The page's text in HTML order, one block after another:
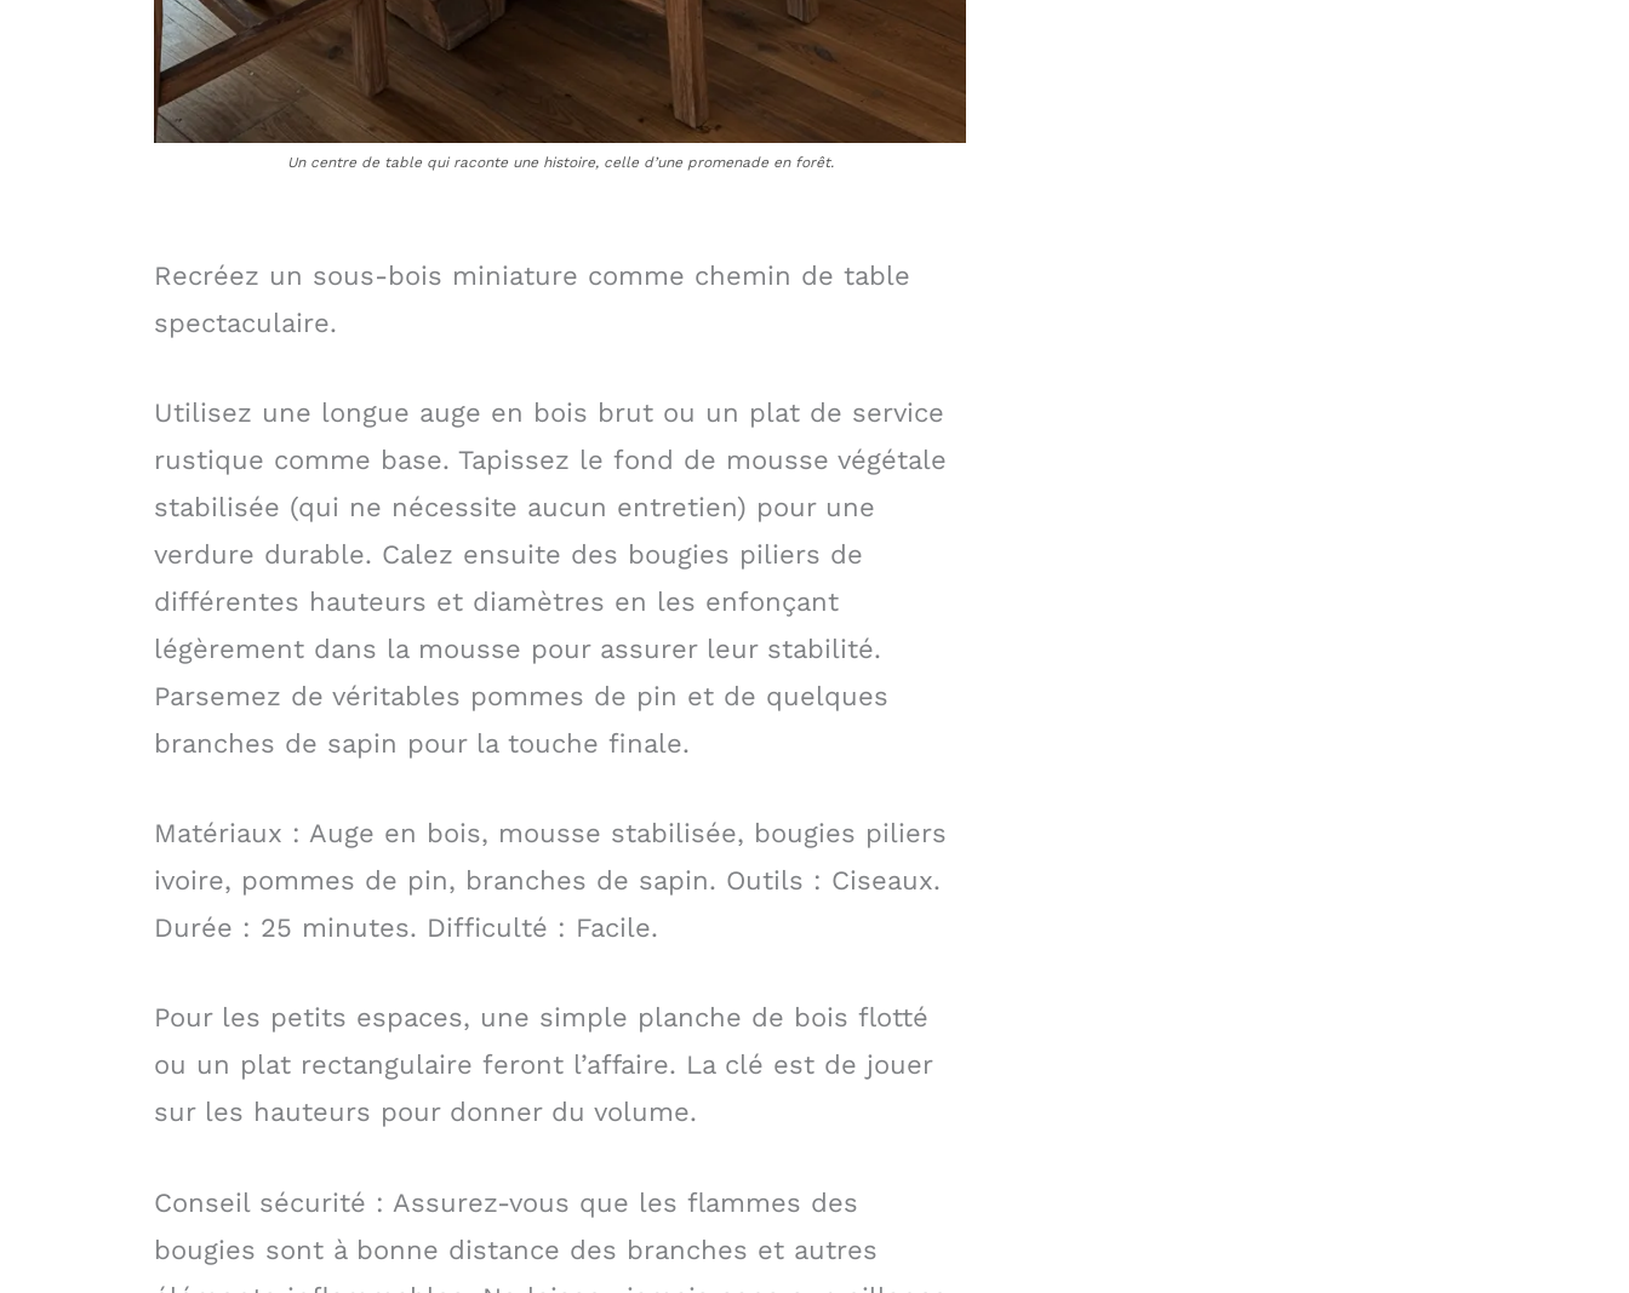
Un centre de table qui raconte une histoire, celle d’une promenade en forêt.
Recréez un sous-bois miniature comme chemin de table
spectaculaire.
Utilisez une longue auge en bois brut ou un plat de service
rustique comme base. Tapissez le fond de mousse végétale
stabilisée (qui ne nécessite aucun entretien) pour une
verdure durable. Calez ensuite des bougies piliers de
différentes hauteurs et diamètres en les enfonçant
légèrement dans la mousse pour assurer leur stabilité.
Parsemez de véritables pommes de pin et de quelques
branches de sapin pour la touche finale.
Matériaux : Auge en bois, mousse stabilisée, bougies piliers
ivoire, pommes de pin, branches de sapin. Outils : Ciseaux.
Durée : 25 minutes. Difficulté : Facile.
Pour les petits espaces, une simple planche de bois flotté
ou un plat rectangulaire feront l’affaire. La clé est de jouer
sur les hauteurs pour donner du volume.
Conseil sécurité : Assurez-vous que les flammes des
bougies sont à bonne distance des branches et autres